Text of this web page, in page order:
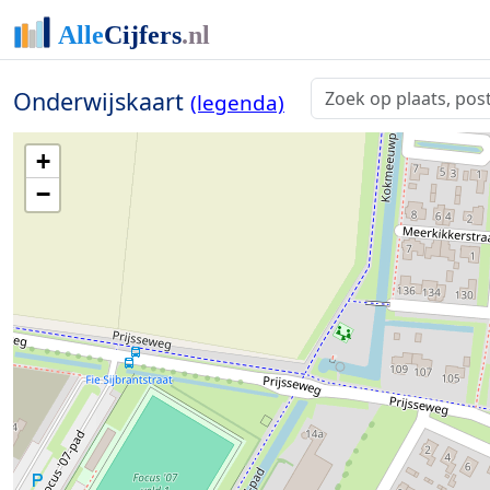
Onderwijskaart (legenda)
+
−